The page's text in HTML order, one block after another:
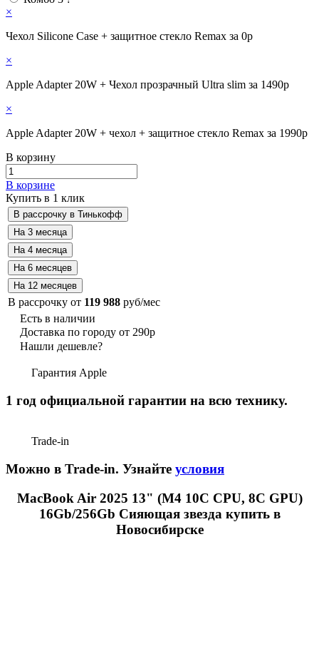
×
Чехол Silicone Case + защитное стекло Remax за 0р
×
Apple Adapter 20W + Чехол прозрачный Ultra slim за 1490р
×
Apple Adapter 20W + чехол + защитное стекло Remax за 1990р
В корзину
В корзине
Купить в 1 клик
В рассрочку от 119 988 руб/мес
Есть в наличии
Доставка по городу от 290р
Нашли дешевле?
Гарантия Apple
1 год официальной гарантии на всю технику.
Trade-in
Можно в Trade-in. Узнайте условия
MacBook Air 2025 13" (М4 10C CPU, 8C GPU)
16Gb/256Gb Сияющая звезда купить в
Новосибирске